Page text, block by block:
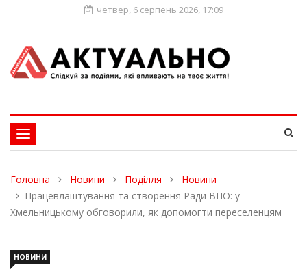
четвер, 6 серпень 2026, 17:09
Toggle
navigation
Головна Новини Поділля
Новини
Працевлаштування та створення Ради ВПО: у
Хмельницькому обговорили, як допомогти переселенцям
НОВИНИ